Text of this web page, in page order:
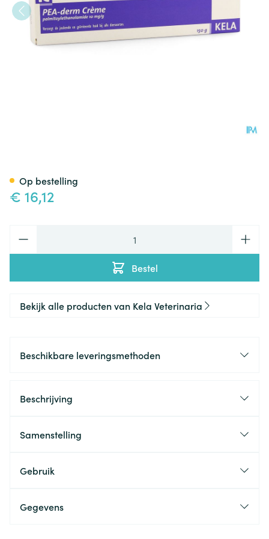
€ 16,12
Bestel
Op bestelling
Bekijk alle producten van Kela Veterinaria
Beschikbare leveringsmethoden
Beschrijving
Samenstelling
Gebruik
Gegevens